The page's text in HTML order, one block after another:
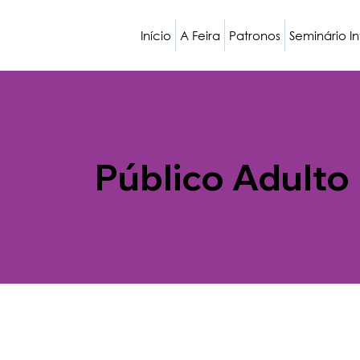
Início A Feira Patronos Seminário
Público Adulto